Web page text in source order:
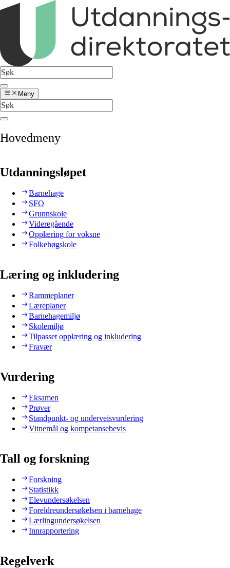
Meny
Hovedmeny
Utdanningsløpet
Barnehage
SFO
Grunnskole
Videregående
Opplæring for voksne
Folkehøgskole
Læring og inkludering
Rammeplaner
Læreplaner
Barnehagemiljø
Skolemiljø
Tilpasset opplæring og inkludering
Fravær
Vurdering
Eksamen
Prøver
Standpunkt- og underveisvurdering
Vitnemål og kompetansebevis
Tall og forskning
Forskning
Statistikk
Elevundersøkelsen
Foreldreundersøkelsen i barnehage
Lærlingundersøkelsen
Innrapportering
Regelverk